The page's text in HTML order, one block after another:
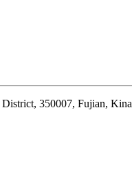
District, 350007, Fujian, Kina